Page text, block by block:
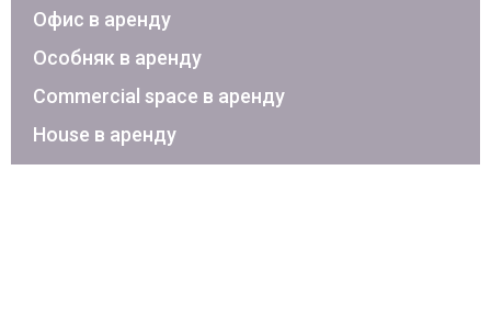
Офис в аренду
Особняк в аренду
Commercial space в аренду
House в аренду